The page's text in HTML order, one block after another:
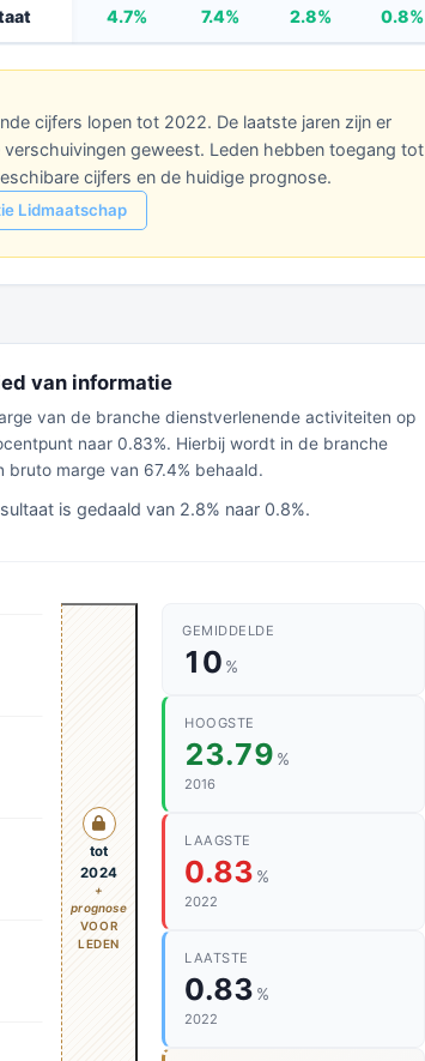
4.7% 7.4% 2.8% 0.8%
cijfers lopen tot 2022. De laatste jaren zijn er
verschuivingen geweest. Leden hebben toegang tot
cijfers en de huidige prognose.
Lidmaatschap
van informatie
van de branche dienstverlenende activiteiten op
naar 0.83%. Hierbij wordt in de branche
marge van 67.4% behaald.
is gedaald van 2.8% naar 0.8%.
tot
2024
+
prognose
VOOR
LEDEN
GEMIDDELDE
10 %
HOOGSTE
23.79 %
2016
LAAGSTE
0.83 %
2022
LAATSTE
0.83 %
2022